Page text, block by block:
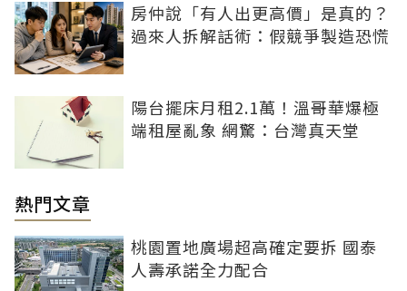
房仲說「有人出更高價」是真的？
過來人拆解話術：假競爭製造恐慌
陽台擺床月租2.1萬！溫哥華爆極
端租屋亂象 網驚：台灣真天堂
熱門文章
桃園置地廣場超高確定要拆 國泰
人壽承諾全力配合